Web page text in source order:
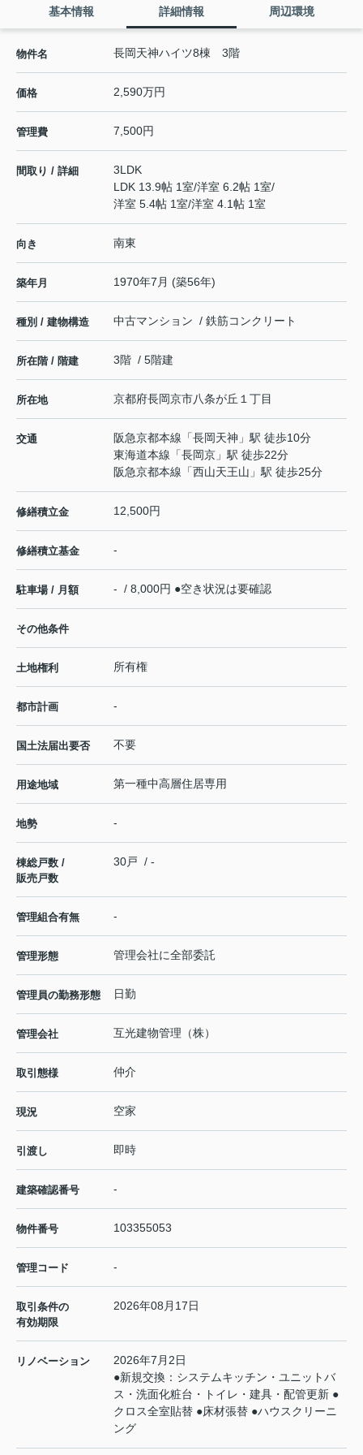
基本情報 詳細情報 周辺環境
物件名 長岡天神ハイツ8棟 3階
価格 2,590万円
管理費 7,500円
間取り / 詳細
3LDK
LDK 13.9帖 1室/洋室 6.2帖 1室/
洋室 5.4帖 1室/洋室 4.1帖 1室
向き 南東
築年月 1970年7月 (築56年)
種別 / 建物構造 中古マンション / 鉄筋コンクリート
所在階 / 階建 3階 / 5階建
所在地 京都府長岡京市八条が丘 １丁目
交通 阪急京都本線 「長岡天神 」駅 徒歩10分
東海道本線 「長岡京 」駅 徒歩22分
阪急京都本線 「西山天王山 」駅 徒歩25分
修繕積立金 12,500円
修繕積立基金 -
駐車場 / 月額 - / 8,000円 ●空き状況は要確認
その他条件
土地権利 所有権
都市計画 -
国土法届出要否 不要
用途地域 第一種中高層住居専用
地勢 -
棟総戸数 /
販売戸数
30戸 / -
管理組合有無 -
管理形態 管理会社に全部委託
管理員の勤務形態 日勤
管理会社 互光建物管理（株）
取引態様 仲介
現況 空家
引渡し 即時
建築確認番号 -
物件番号 103355053
管理コード -
取引条件の
有効期限
2026年08月17日
リノベーション
2026年7月2日
●新規交換：システムキッチン・ユニットバ
ス・洗面化粧台・トイレ・建具・配管更新 ●
クロス全室貼替 ●床材張替 ●ハウスクリーニ
ング